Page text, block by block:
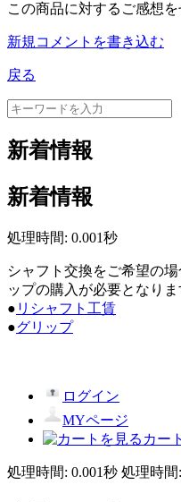
この商品に対するご感想を
新規コメントを書き込む
戻る
新着情報
新着情報
処理時間: 0.001秒
シャフト交換をご希望の
ップの購入が必要となりま
● リシャフト工賃
●グリップ
ログイン
MYページ
カー
処理時間: 0.001秒 処理時間